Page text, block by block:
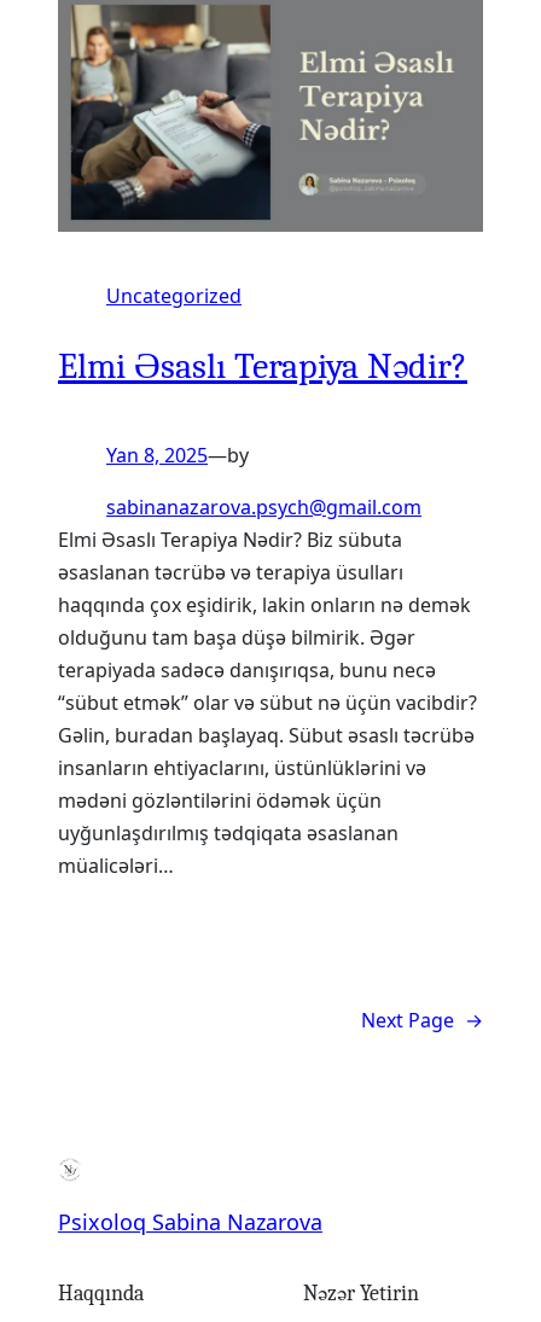
Uncategorized
Elmi Əsaslı Terapiya Nədir?
Yan 8, 2025—by
sabinanazarova.psych@gmail.com
Elmi Əsaslı Terapiya Nədir? Biz sübuta
əsaslanan təcrübə və terapiya üsulları
haqqında çox eşidirik, lakin onların nə demək
olduğunu tam başa düşə bilmirik. Əgər
terapiyada sadəcə danışırıqsa, bunu necə
“sübut etmək” olar və sübut nə üçün vacibdir?
Gəlin, buradan başlayaq. Sübut əsaslı təcrübə
insanların ehtiyaclarını, üstünlüklərini və
mədəni gözləntilərini ödəmək üçün
uyğunlaşdırılmış tədqiqata əsaslanan
müalicələri…
Next Page →
Psixoloq Sabina Nazarova
Haqqında Nəzər Yetirin